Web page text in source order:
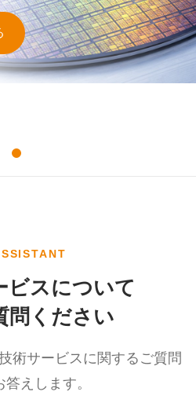
ビスについて
問ください
術サービスに関するご質問
えします。